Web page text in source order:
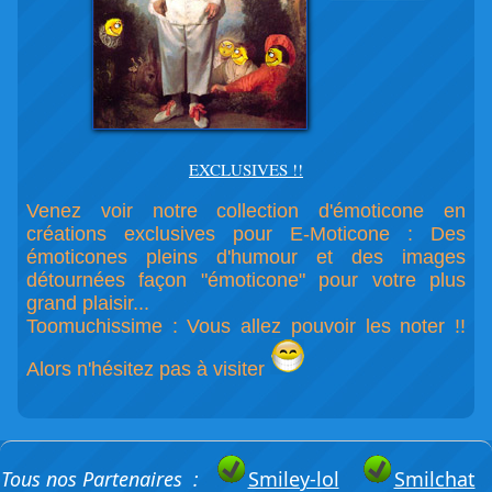
EXCLUSIVES !!
Venez voir notre collection d'émoticone en
créations exclusives pour E-Moticone : Des
émoticones pleins d'humour et des images
détournées façon "émoticone" pour votre plus
grand plaisir...
Toomuchissime : Vous allez pouvoir les noter !!
Alors n'hésitez pas à visiter
Tous nos Partenaires : Smiley-lol Smilchat